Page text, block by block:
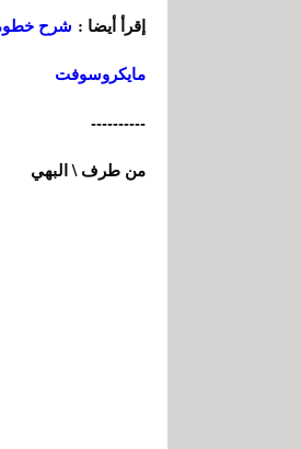
إقرأ أيضا :
مايكروسوفت
----------
من طرف \ البهي